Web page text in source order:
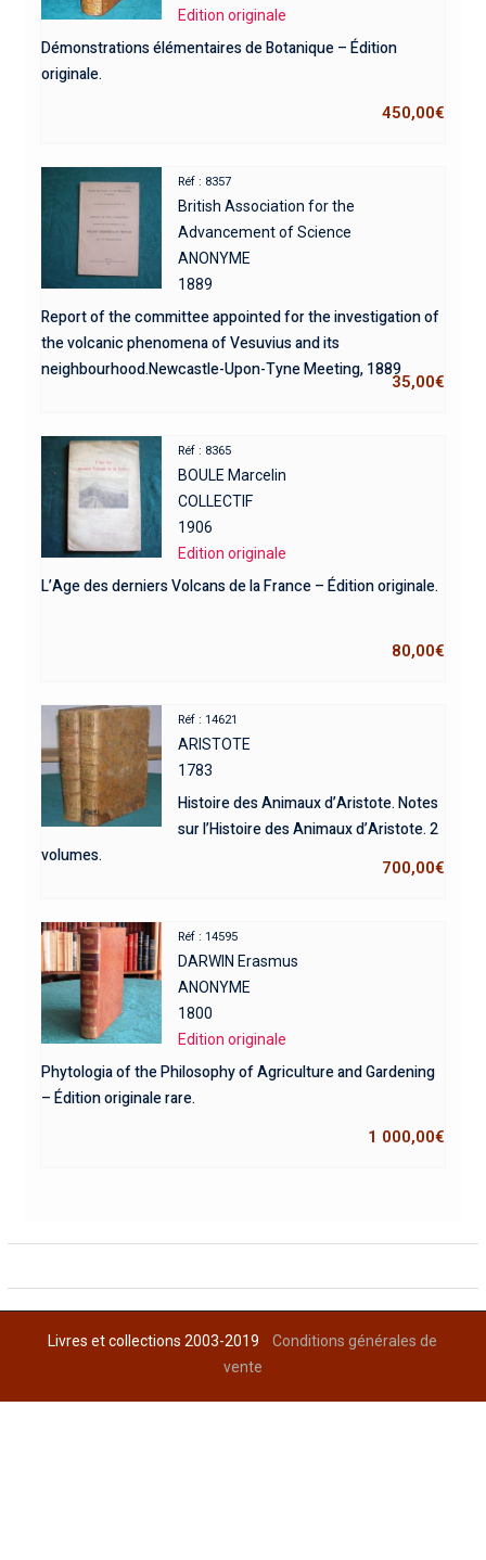
Edition originale
Démonstrations élémentaires de Botanique – Édition
originale.
450,00€
Réf : 8357
British Association for the
Advancement of Science
ANONYME
1889
Report of the committee appointed for the investigation of
the volcanic phenomena of Vesuvius and its
neighbourhood.Newcastle-Upon-Tyne Meeting, 1889
35,00€
Réf : 8365
BOULE Marcelin
COLLECTIF
1906
Edition originale
L’Age des derniers Volcans de la France – Édition originale.
80,00€
Réf : 14621
ARISTOTE
1783
Histoire des Animaux d’Aristote. Notes
sur l’Histoire des Animaux d’Aristote. 2
volumes.
700,00€
Réf : 14595
DARWIN Erasmus
ANONYME
1800
Edition originale
Phytologia of the Philosophy of Agriculture and Gardening
– Édition originale rare.
1 000,00€
Livres et collections 2003-2019Conditions générales de
vente